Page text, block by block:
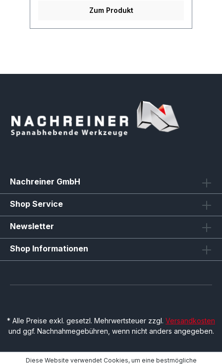
Zum Produkt
Nachreiner GmbH
Shop Service
Newsletter
Shop Informationen
* Alle Preise exkl. gesetzl. Mehrwertsteuer zzgl. Versandkosten
und ggf. Nachnahmegebühren, wenn nicht anders angegeben.
Diese Website verwendet Cookies, um eine bestmögliche